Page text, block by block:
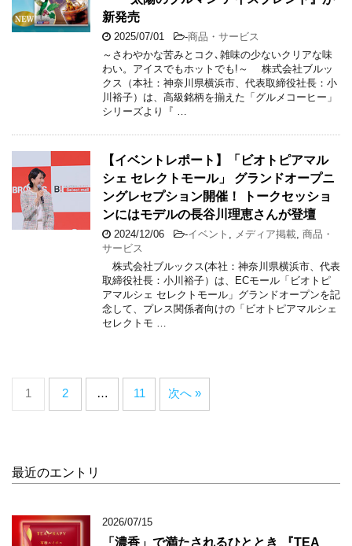
新発売
2025/07/01 -商品・サービス
～さわやかな苦みとコク､雑味の少ないクリアな味
わい。アイスでもホットでも!～ 株式会社ブルッ
クス（本社：神奈川県横浜市、代表取締役社長：小
川裕子）は、高級銘柄を揃えた「グルメコーヒー」
シリーズより『 …
【イベントレポート】「ビオトピアマル
シェ セレクトモール」 グランドオープニ
ングレセプション開催！ トークセッショ
ンにはモデルの長谷川理恵さんが登壇
2024/12/06 -イベント メディア掲載 商品・
サービス
株式会社ブルックス(本社：神奈川県横浜市、代表
取締役社長：小川裕子）は、ECモール「ビオトピ
アマルシェ セレクトモール」グランドオープンを記
念して、プレス関係者向けの「ビオトピアマルシェ
セレクトモ …
1 2 … 11 次へ »
最近のエントリ
2026/07/15
「濃香」で満たされるひととき 『TEA